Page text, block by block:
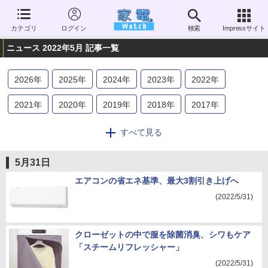
カテゴリ ログイン 検索 Impressサイト
ニュース 2022年5月 記事一覧
2026年 2025年 2024年 2023年 2022年
2021年 2020年 2019年 2018年 2017年
2014年 2013
すべて見る
5月31日
エアコンの省エネ基準、最大3割引き上げへ
(2022/5/31)
クローゼットの中で服を除菌消臭、シワもケア
「スチームリフレッシャー」
(2022/5/31)